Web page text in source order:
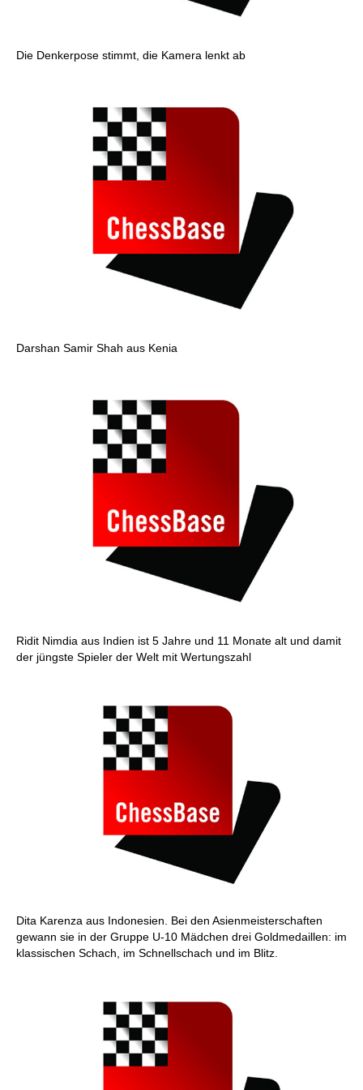
Die Denkerpose stimmt, die Kamera lenkt ab
Darshan Samir Shah aus Kenia
Ridit Nimdia aus Indien ist 5 Jahre und 11 Monate alt und damit
der jüngste Spieler der Welt mit Wertungszahl
Dita Karenza aus Indonesien. Bei den Asienmeisterschaften
gewann sie in der Gruppe U-10 Mädchen drei Goldmedaillen: im
klassischen Schach, im Schnellschach und im Blitz.